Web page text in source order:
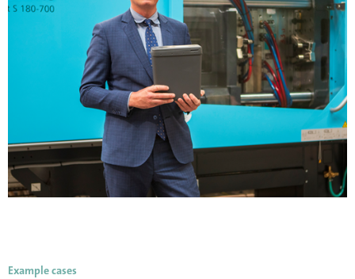
Example cases